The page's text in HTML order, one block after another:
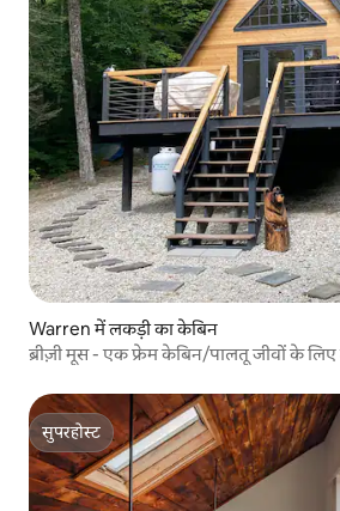
Warren में लकड़ी का केबिन
ब्रीज़ी मूस - एक फ्रेम केबिन/पालतू जीवों के
सुपरहोस्ट
सुपरहोस्ट